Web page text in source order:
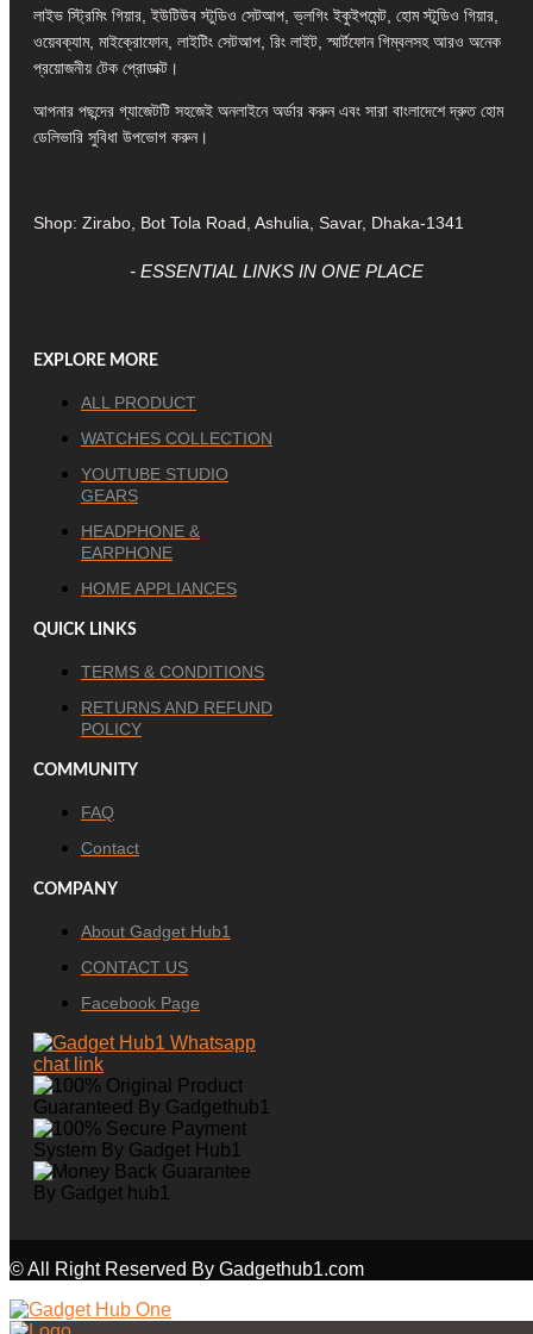
লাইভ স্ট্রিমিং গিয়ার, ইউটিউব স্টুডিও সেটআপ, ভ্লগিং ইকুইপমেন্ট, হোম স্টুডিও গিয়ার,
ওয়েবক্যাম, মাইক্রোফোন, লাইটিং সেটআপ, রিং লাইট, স্মার্টফোন গিম্বলসহ আরও অনেক
প্রয়োজনীয় টেক প্রোডাক্ট।
আপনার পছন্দের গ্যাজেটটি সহজেই অনলাইনে অর্ডার করুন এবং সারা বাংলাদেশে দ্রুত হোম
ডেলিভারি সুবিধা উপভোগ করুন।
Shop: Zirabo, Bot Tola Road, Ashulia, Savar, Dhaka-1341
- ESSENTIAL LINKS IN ONE PLACE
EXPLORE MORE
ALL PRODUCT
WATCHES COLLECTION
YOUTUBE STUDIO
GEARS
HEADPHONE &
EARPHONE
HOME APPLIANCES
QUICK LINKS
TERMS & CONDITIONS
RETURNS AND REFUND
POLICY
COMMUNITY
FAQ
Contact
COMPANY
About Gadget Hub1
CONTACT US
Facebook Page
© All Right Reserved By Gadgethub1.com